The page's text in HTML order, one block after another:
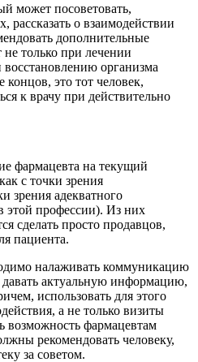
может посоветовать,
рассказать о взаимодействии
дополнительные
только при лечении
организма
концов, это тот человек,
к врачу при действительно
фармацевта на текущий
с точки зрения
зрения адекватного
этой профессии). Из них
сделать просто продавцов,
пациента.
налаживать коммуникацию
актуальную информацию,
использовать для этого
а не только визиты
возможность фармацевтам
рекомендовать человеку,
за советом.